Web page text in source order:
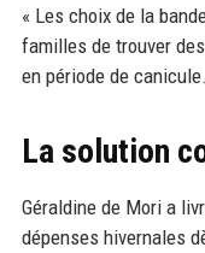
« Les choix de la
familles de trouver
en période de canicule.
La solution
Géraldine de Mori a
dépenses hivernales